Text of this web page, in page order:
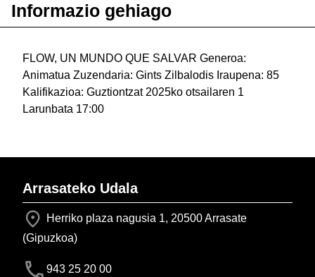
Informazio gehiago
FLOW, UN MUNDO QUE SALVAR Generoa:
Animatua Zuzendaria: Gints Zilbalodis Iraupena: 85
Kalifikazioa: Guztiontzat 2025ko otsailaren 1
Larunbata 17:00
Arrasateko Udala
Herriko plaza nagusia 1, 20500 Arrasate
(Gipuzkoa)
943 25 20 00